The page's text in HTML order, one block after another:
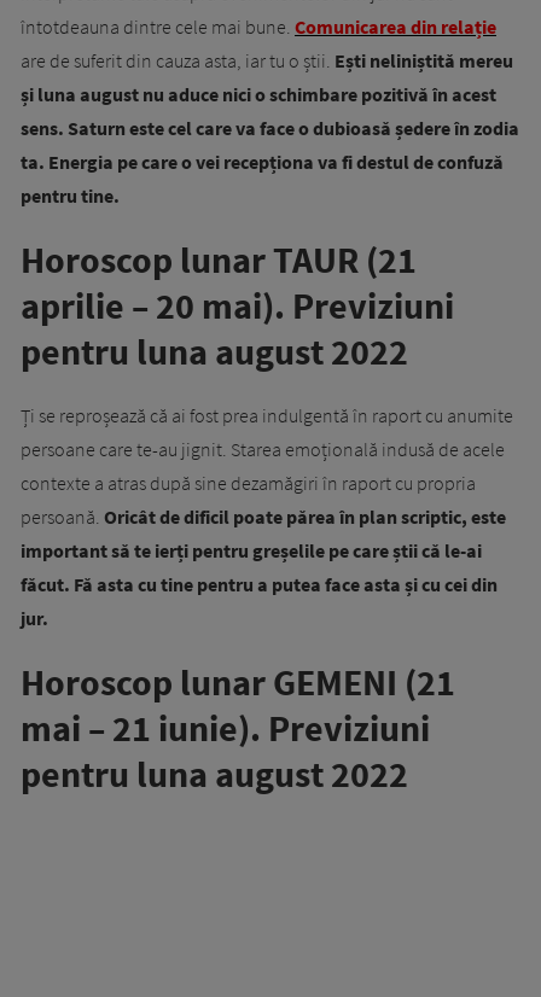
întotdeauna dintre cele mai bune. Comunicarea din relație
are de suferit din cauza asta, iar tu o știi. Ești neliniștită mereu
și luna august nu aduce nici o schimbare pozitivă în acest
sens. Saturn este cel care va face o dubioasă ședere în zodia
ta. Energia pe care o vei recepționa va fi destul de confuză
pentru tine.
Horoscop lunar TAUR (21
aprilie – 20 mai). Previziuni
pentru luna august 2022
Ți se reproșează că ai fost prea indulgentă în raport cu anumite
persoane care te-au jignit. Starea emoțională indusă de acele
contexte a atras după sine dezamăgiri în raport cu propria
persoană. Oricât de dificil poate părea în plan scriptic, este
important să te ierți pentru greșelile pe care știi că le-ai
făcut. Fă asta cu tine pentru a putea face asta și cu cei din
jur.
Horoscop lunar GEMENI (21
mai – 21 iunie). Previziuni
pentru luna august 2022